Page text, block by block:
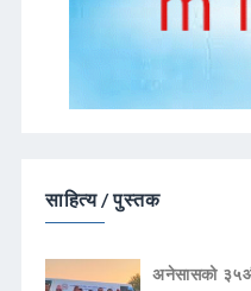
साहित्य / पुस्तक
अनेसासको ३५औँ